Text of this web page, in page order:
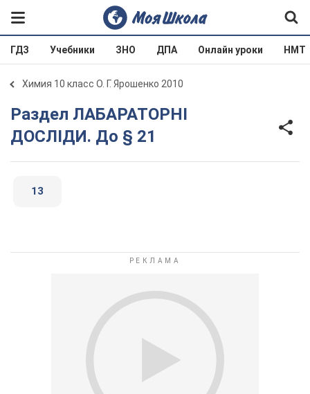
ГДЗ Учебники ЗНО ДПА Онлайн уроки НМТ
Химия 10 класс О. Г. Ярошенко 2010
Раздел ЛАБАРАТОРНІ
ДОСЛІДИ. До § 21
13